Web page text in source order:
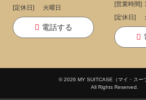
[定休日]
火曜日
電話する
[営業時間]
[定休日]
© 2026 MY SUITCASE（マイ・スー
All Rights Reserved.